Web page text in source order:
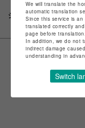
シェアする
We will translate the
automatic translation
Since this service is
translated correctly
page before translation.
In addition, we do not
indirect damage
understanding in
Switch